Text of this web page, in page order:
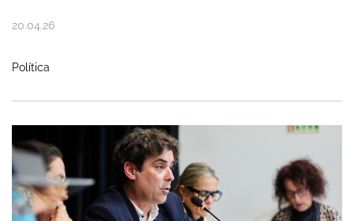
20.04.26
Política
Assembleia Municipal da Nazaré reúne